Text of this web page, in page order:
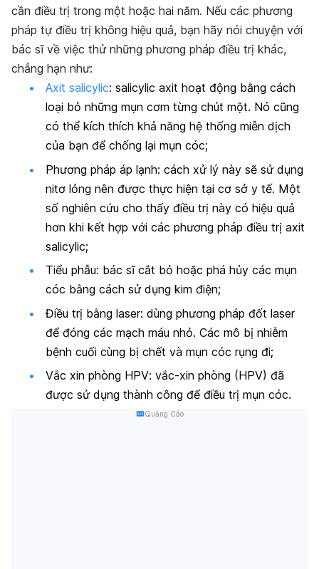
cần điều trị trong một hoặc hai năm. Nếu các phương
pháp tự điều trị không hiệu quả, bạn hãy nói chuyện với
bác sĩ về việc thử những phương pháp điều trị khác,
chẳng hạn như:
Axit salicylic: salicylic axit hoạt động bằng cách
loại bỏ những mụn cơm từng chút một. Nó cũng
có thể kích thích khả năng hệ thống miễn dịch
của bạn để chống lại mụn cóc;
Phương pháp áp lạnh: cách xử lý này sẽ sử dụng
nitơ lỏng nên được thực hiện tại cơ sở y tế. Một
số nghiên cứu cho thấy điều trị này có hiệu quả
hơn khi kết hợp với các phương pháp điều trị axit
salicylic;
Tiểu phẫu: bác sĩ cắt bỏ hoặc phá hủy các mụn
cóc bằng cách sử dụng kim điện;
Điều trị bằng laser: dùng phương pháp đốt laser
để đóng các mạch máu nhỏ. Các mô bị nhiễm
bệnh cuối cùng bị chết và mụn cóc rụng đi;
Vắc xin phòng HPV: vắc-xin phòng (HPV) đã
được sử dụng thành công để điều trị mụn cóc.
Quảng Cáo